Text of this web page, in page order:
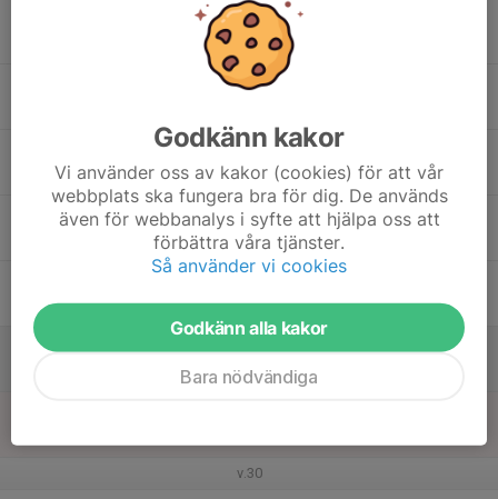
v.30
Godkänn kakor
Vi använder oss av kakor (cookies) för att vår
webbplats ska fungera bra för dig. De används
även för webbanalys i syfte att hjälpa oss att
förbättra våra tjänster.
Så använder vi cookies
Godkänn alla kakor
Bara nödvändiga